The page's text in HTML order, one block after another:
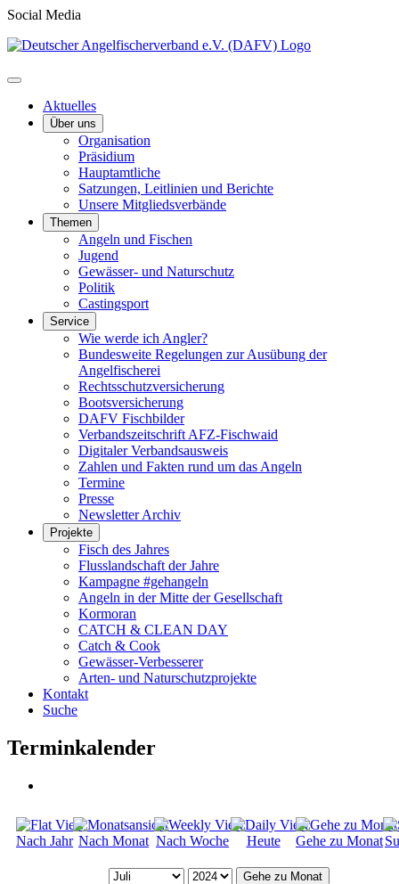
Social Media
Aktuelles
Über uns
Organisation
Präsidium
Hauptamtliche
Satzungen, Leitlinien und Berichte
Unsere Mitgliedsverbände
Themen
Angeln und Fischen
Jugend
Gewässer- und Naturschutz
Politik
Castingsport
Service
Wie werde ich Angler?
Bundesweite Regelungen zur Ausübung der
Angelfischerei
Rechtsschutzversicherung
Bootsversicherung
DAFV Fischbilder
Verbandszeitschrift AFZ-Fischwaid
Digitaler Verbandsausweis
Zahlen und Fakten rund um das Angeln
Termine
Presse
Newsletter Archiv
Projekte
Fisch des Jahres
Flusslandschaft der Jahre
Kampagne #gehangeln
Angeln in der Mitte der Gesellschaft
Kormoran
CATCH & CLEAN DAY
Catch & Cook
Gewässer-Verbesserer
Arten- und Naturschutzprojekte
Kontakt
Suche
Terminkalender
Nach Jahr Nach Monat Nach Woche Heute Gehe zu Monat
Gehe zu Monat